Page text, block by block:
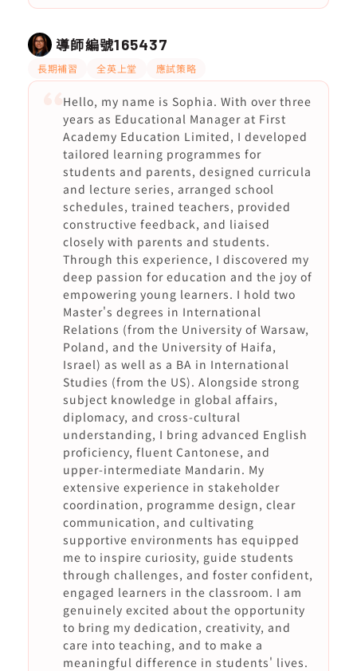
導師編號165437
長期補習 全英上堂 應試策略
Hello, my name is Sophia. With over three
years as Educational Manager at First
Academy Education Limited, I developed
tailored learning programmes for
students and parents, designed curricula
and lecture series, arranged school
schedules, trained teachers, provided
constructive feedback, and liaised
closely with parents and students.
Through this experience, I discovered my
deep passion for education and the joy of
empowering young learners. I hold two
Master's degrees in International
Relations (from the University of Warsaw,
Poland, and the University of Haifa,
Israel) as well as a BA in International
Studies (from the US). Alongside strong
subject knowledge in global affairs,
diplomacy, and cross-cultural
understanding, I bring advanced English
proficiency, fluent Cantonese, and
upper-intermediate Mandarin. My
extensive experience in stakeholder
coordination, programme design, clear
communication, and cultivating
supportive environments has equipped
me to inspire curiosity, guide students
through challenges, and foster confident,
engaged learners in the classroom. I am
genuinely excited about the opportunity
to bring my dedication, creativity, and
care into teaching, and to make a
meaningful difference in students' lives.